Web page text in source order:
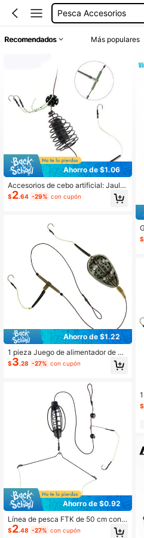
Pesca Accesorios
Kit De Pesca
Carp Rigs
Recomendados Más populares
Ahorro de $1.06
Accesorios de cebo artificial: Jaula
de pesca de carpa FTK de 30-80g,
3 anzuelos atados con hilo, anzuel
$2.64 -29% con cupón
Ahorro de $1.22
1 pieza Juego de alimentador de ca
rpa estilo europeo, que incluye líne
a de pesca de alta potencia, alimen
$3.28 -27% con cupón
Ahorro de $0.92
Línea de pesca FTK de 50 cm con j
aula de cebo para carpas, adecuad
a para carpas de 30 g a 80 g
$2.48 -27% con cupón
$
$